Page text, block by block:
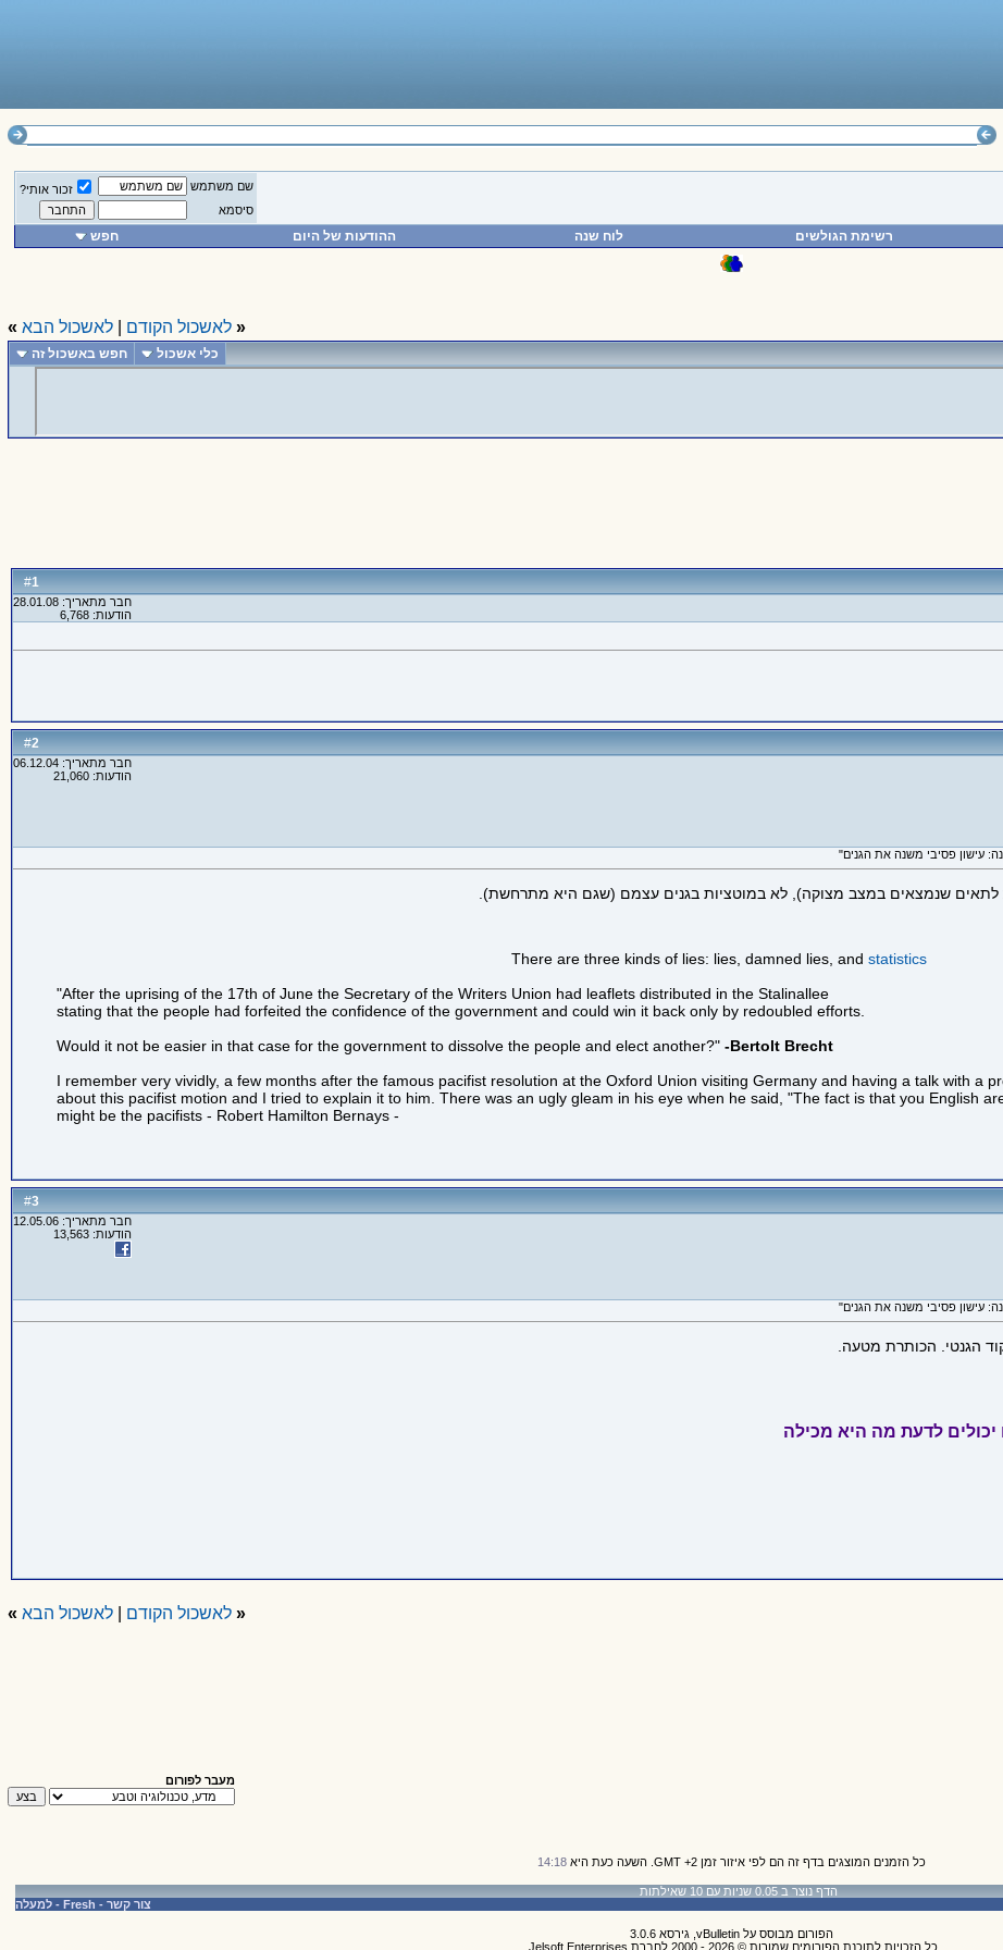
שם משתמש
זכור אותי?
סיסמא
רשימת הגולשים לוח שנה ההודעות של היום חפש
« לאשכול הקודם לאשכול הבא »
כלי אשכול חפש באשכול זה
#
1
חבר מתאריך: 28.01.08
הודעות: 6,768
#
2
חבר מתאריך: 06.12.04
הודעות: 21,060
לתאים שנמצאים במצב מצוקה), לא במוטציות בגנים עצמם (שגם היא מתרחשת).
There are three kinds of lies: lies, damned lies, andstatistics
"After the uprising of the 17th of June the Secretary of the Writers Union had leaflets distributed in the Stalinallee
stating that the people had forfeited the confidence of the government and could win it back only by redoubled efforts.
Would it not be easier in that case for the government to dissolve the people and elect another?"-Bertolt Brecht
I remember very vividly, a few months after the famous pacifist resolution at the Oxford Union visiting Germany and having a talk with a
about this pacifist motion and I tried to explain it to him. There was an ugly gleam in his eye when he said, "The fact is that you English
might be the pacifists - Robert Hamilton Bernays -
#
3
חבר מתאריך: 12.05.06
הודעות: 13,563
הגנטי. הכותרת מטעה.
« לאשכול הקודם |לאשכול הבא »
מעבר לפורום
כל הזמנים המוצגים בדף זה הם לפי איזור זמן GMT +2. השעה כעת היא 14:18
הדף נוצר ב 0.05 שניות עם 10 שאילתות
צור קשר -
Fresh
- למעלה
הפורום מבוסס על vBulletin, גירסא 3.0.6
כל הזכויות לתוכנת הפורומים שמורות © 2026 - 2000 לחברת Jelsoft Enterprises.